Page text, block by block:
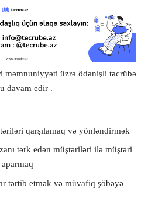
məmnuniyyəti üzrə ödənişli təcrübə
davam edir .
qarşılamaq və yönləndirmək
tərk edən müştəriləri ilə müştəri
tərtib etmək və müvafiq şöbəyə